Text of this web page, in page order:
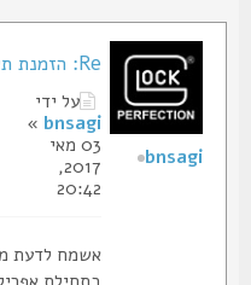
Re: הזמנת תעודות החבר של הסליק
על ידי
bnsagi
»
03 מאי
2017,
20:42
אשמח לדעת מתי
bnsagi